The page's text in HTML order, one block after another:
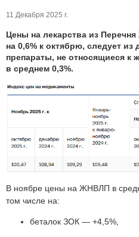
11 Декабря 2025 г.
Цены на лекарства из
на 0,6% к октябрю, следует из
препараты, не относящиеся к
в среднем 0,3%.
В ноябре цены на ЖНВЛП в
том числе на:
беталок ЗОК — +4,5%,